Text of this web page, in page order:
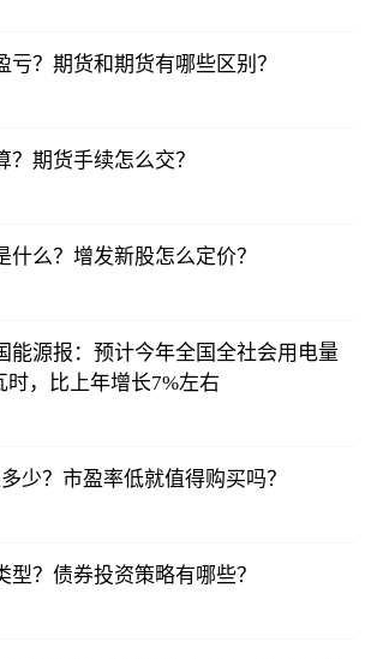
亏？期货和期货有哪些区别？
期货手续怎么交？
什么？增发新股怎么定价？
能源报：预计今年全国全社会用电量
时，比上年增长7%左右
少？市盈率低就值得购买吗？
型？债券投资策略有哪些？